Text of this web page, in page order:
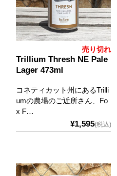
売り切れ
Trillium Thresh NE Pale
Lager 473ml
コネティカット州にあるTrilli
umの農場のご近所さん、Fo
x F…
¥1,595(税込)